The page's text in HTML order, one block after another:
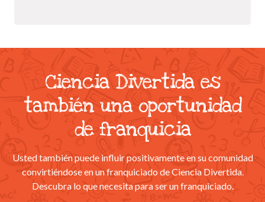
Ciencia Divertida es
tambiénuna oportunidad
de franquicia
Usted también puede influir positivamente en su comunidad
convirtiéndose en un franquiciado de Ciencia Divertida.
Descubra lo que necesita para ser un franquiciado.